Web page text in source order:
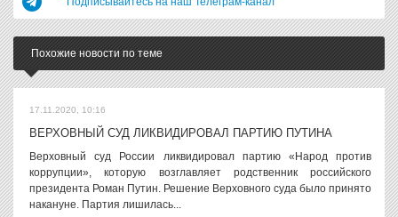
Похожие новости по теме
17.11.2020, 10:16
ВЕРХОВНЫЙ СУД ЛИКВИДИРОВАЛ ПАРТИЮ ПУТИНА
Верховный суд России ликвидировал партию «Народ против
коррупции», которую возглавляет родственник российского
президента Роман Путин. Решение Верховного суда было принято
накануне. Партия лишилась...